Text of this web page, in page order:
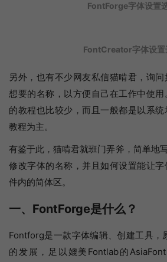
FontForge字体设置
FontCreator字体设置
另外，也有不少网友私信猫啃君，询
想要的名称，以方便自己在工作中使
的教程也比较少，而且一般都是以系
教程为主。
有鉴于此，猫啃君就班门弄斧，简单地
修改字体的名称，并且如何设置能让
件内的简体区。
一、FontForge是什么？
Fontforg是一款字体编辑、创建工具，
的发展，足以媲美Fontlab的